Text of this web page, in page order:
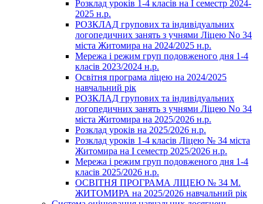
Розклад уроків 1-4 класів на І семестр 2024-
2025 н.р.
РОЗКЛАД групових та індивідуальних
логопедичних занять з учнями Ліцею No 34
міста Житомира на 2024/2025 н.р.
Мережа і режим груп подовженого дня 1-4
класів 2023/2024 н.р.
Освітня програма ліцею на 2024/2025
навчальний рік
РОЗКЛАД групових та індивідуальних
логопедичних занять з учнями Ліцею No 34
міста Житомира на 2025/2026 н.р.
Розклад уроків на 2025/2026 н.р.
Розклад уроків 1-4 класів Ліцею № 34 міста
Житомира на І семестр 2025/2026 н.р.
Мережа і режим груп подовженого дня 1-4
класів 2025/2026 н.р.
ОСВІТНЯ ПРОГРАМА ЛІЦЕЮ № 34 М.
ЖИТОМИРА на 2025/2026 навчальний рік